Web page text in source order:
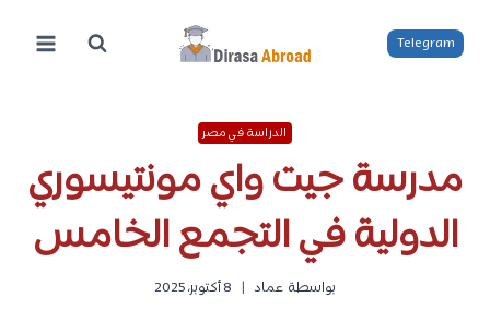
المحتوى
Telegram
الدراسة في مصر
مدرسة جيت واي مونتيسوري
الدولية في التجمع الخامس
بواسطة عماد 8 أكتوبر، 2025